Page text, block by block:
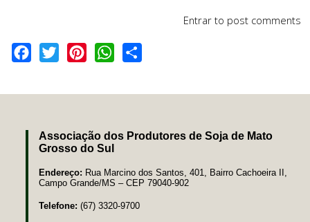
Entrar to post comments
Facebook
Twitter PinterestWhatsApp
Associação dos Produtores de Soja de Mato
Grosso do Sul
Endereço: Rua Marcino dos Santos, 401, Bairro Cachoeira II,
Campo Grande/MS – CEP 79040-902
Telefone: (67) 3320-9700